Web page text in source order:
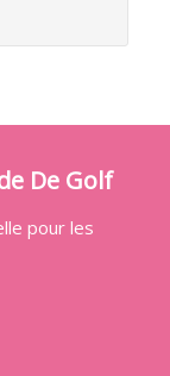
De Golf
pour les